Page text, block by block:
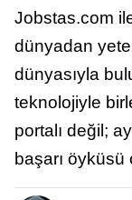
Jobstas.com
dünyadan
dünyasıyla
teknolojiyle
portalı değil;
başarı